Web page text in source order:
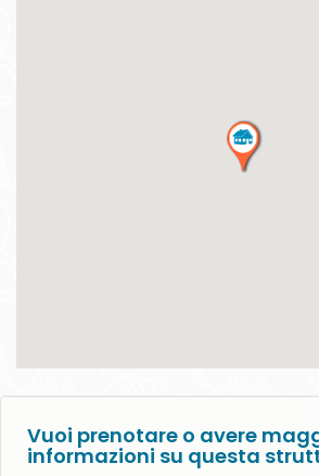
Vuoi prenotare o avere
informazioni su questa